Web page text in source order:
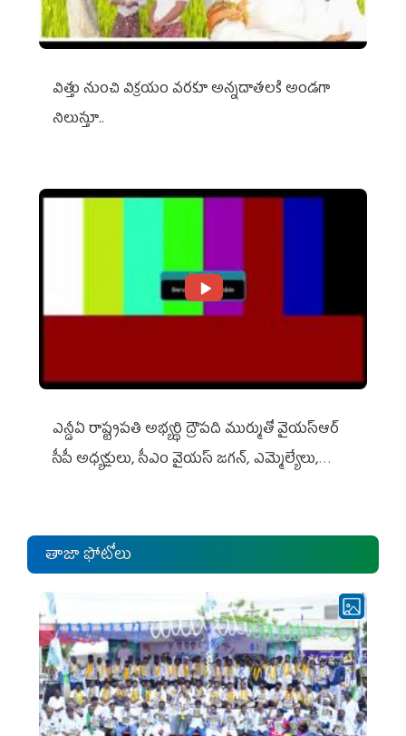
విత్తు నుంచి విక్రయం వరకూ అన్నదాతలకి అండగా
నిలుస్తూ..
ఎన్డీఏ రాష్ట్ర‌ప‌తి అభ్య‌ర్థి ద్రౌప‌ది ముర్ముతో వైయ‌స్ఆర్
సీపీ అధ్య‌క్షులు, సీఎం వైయ‌స్ జ‌గ‌న్, ఎమ్మెల్యేలు,
తాజా ఫోటోలు